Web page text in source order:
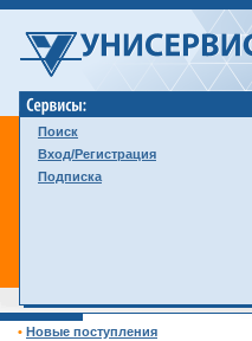
Поиск
Вход/Регистрация
Подписка
• Новые поступления